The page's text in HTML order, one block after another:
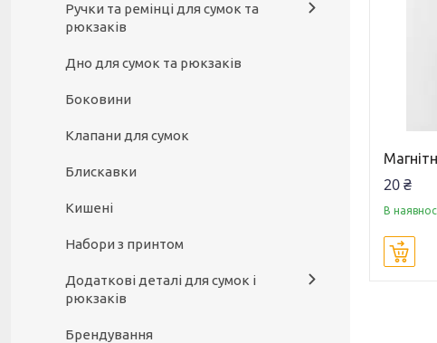
20 ₴
В
Ручки та ремінці для сумок та
рюкзаків
Дно для сумок та рюкзаків
Боковини
Клапани для сумок
Блискавки
Кишені
Набори з принтом
Додаткові деталі для сумок і
рюкзаків
Брендування